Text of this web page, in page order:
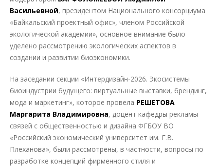
Васильевной, президентом Национального консорциума
«Байкальский проектный офис», членом Российской
экологической академии», основное внимание было
уделено рассмотрению экологических аспектов в
создании и развитии биоэкономики.
На заседании секции «Интердизайн-2026. Экосистемы
биоиндустрии будущего: виртуальные выставки, брендинг,
мода и маркетинг», которое провела РЕШЕТОВА
Маргарита Владимировна, доцент кафедры рекламы
связей с общественностью и дизайна ФГБОУ ВО
«Российский экономический университет им. Г.В.
Плеханова», были рассмотрены, в частности, вопросы по
разработке концепций фирменного стиля и